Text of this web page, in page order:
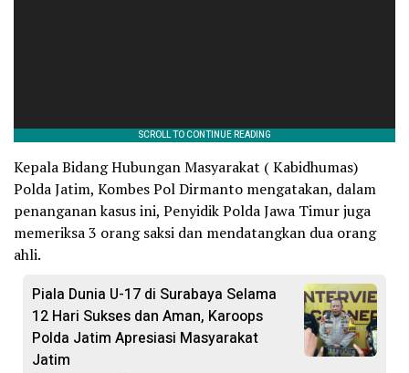
Kepala Bidang Hubungan Masyarakat ( Kabidhumas)
Polda Jatim, Kombes Pol Dirmanto mengatakan, dalam
penanganan kasus ini, Penyidik Polda Jawa Timur juga
memeriksa 3 orang saksi dan mendatangkan dua orang
ahli.
Piala Dunia U-17 di Surabaya Selama
12 Hari Sukses dan Aman, Karoops
Polda Jatim Apresiasi Masyarakat
Jatim